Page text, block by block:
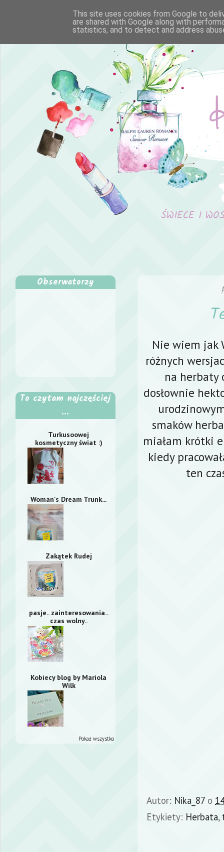
ŚWIECE I
Nie wiem jak
różnych
na herbaty
dosłownie
smaków
miałam krótki
kiedy
ten
Autor: Nika_87 o
Etykiety: Herbata,
Obserwatorzy
To czytam najczęściej
...
Turkusoowej
kosmetyczny świat :)
Woman's Dream Trunk...
Zakątek Rudej
pasje.. zainteresowania..
czas wolny..
Kobiecy blog by Mariola
Wilk
Pokaż wszystko
This site uses cookies from Google to
are shared with Google along with
statistics, and to detect and address